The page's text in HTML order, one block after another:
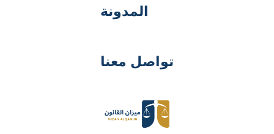
المدونة
تواصل معنا